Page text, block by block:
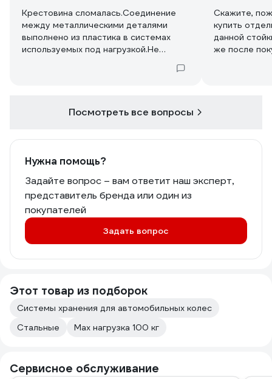
Крестовина сломалась.Соединение
между металлическими деталями
выполнено из пластика в системах
используемых под нагрузкой.Не
Скажите,
купить
данной
же после
Посмотреть все вопросы
Нужна помощь?
Задайте вопрос – вам ответит наш эксперт,
представитель бренда или один из
покупателей
Задать вопрос
Этот товар из подборок
Системы хранения для автомобильных колес
Стальные
Max нагрузка 100 кг
Сервисное обслуживание